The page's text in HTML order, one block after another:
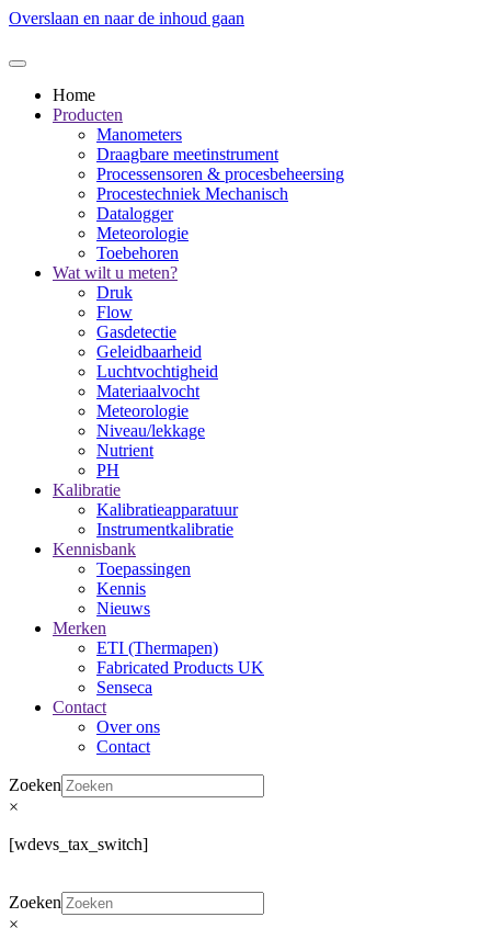
Overslaan en naar de inhoud gaan
Home
Producten
Manometers
Draagbare meetinstrument
Processensoren & procesbeheersing
Procestechniek Mechanisch
Datalogger
Meteorologie
Toebehoren
Wat wilt u meten?
Druk
Flow
Gasdetectie
Geleidbaarheid
Luchtvochtigheid
Materiaalvocht
Meteorologie
Niveau/lekkage
Nutrient
PH
Kalibratie
Kalibratieapparatuur
Instrumentkalibratie
Kennisbank
Toepassingen
Kennis
Nieuws
Merken
ETI (Thermapen)
Fabricated Products UK
Senseca
Contact
Over ons
Contact
Zoeken
×
[wdevs_tax_switch]
Zoeken
×